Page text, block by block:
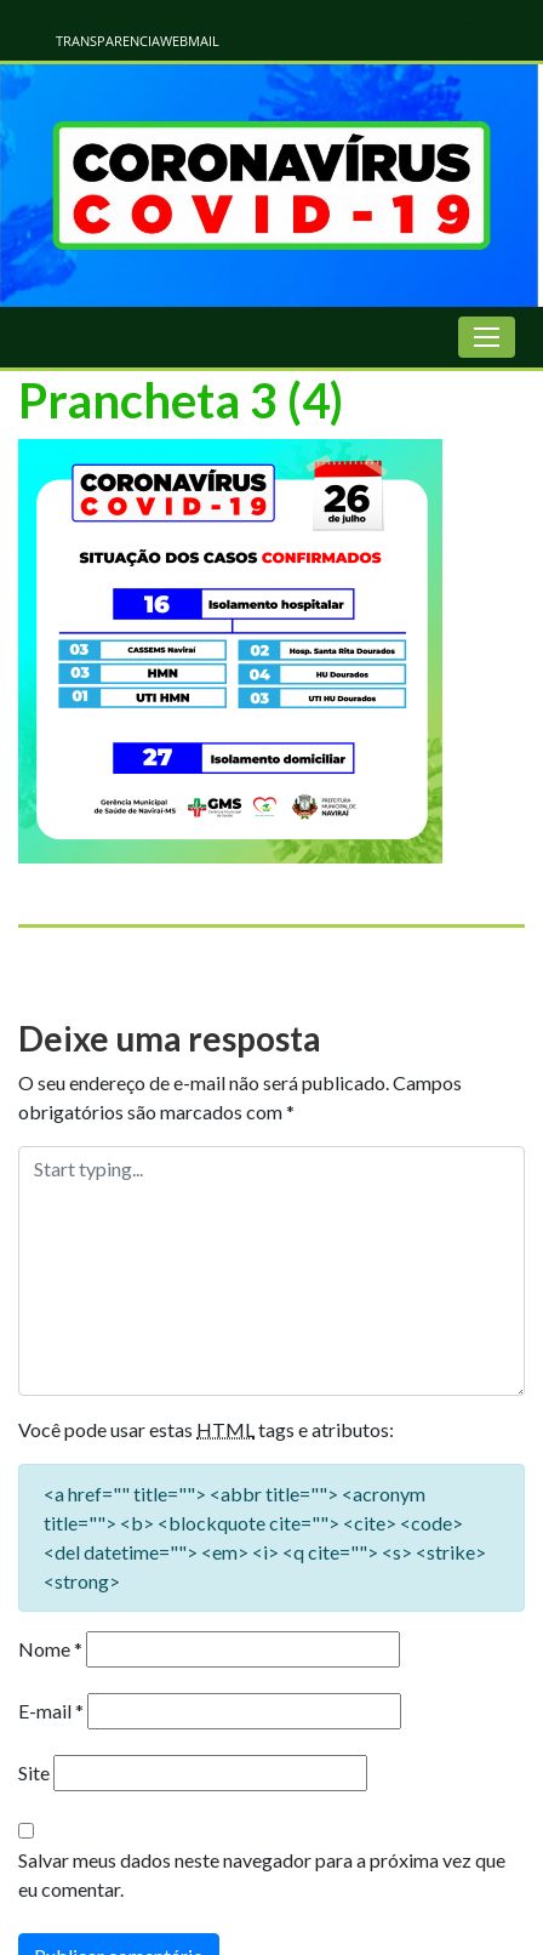
TRANSPARENCIAWEBMAIL
Prancheta 3 (4)
Deixe uma resposta
O seu endereço de e-mail não será publicado.Campos
obrigatórios são marcados com*
Você pode usar estas HTMLtags e atributos:
<a href="" title=""> <abbr title=""> <acronym
title=""> <b> <blockquote cite=""> <cite> <code>
<del datetime=""> <em> <i> <q cite=""> <s> <strike>
<strong>
Nome*
E-mail*
Site
Salvar meus dados neste navegador para a próxima vez que
eu comentar.